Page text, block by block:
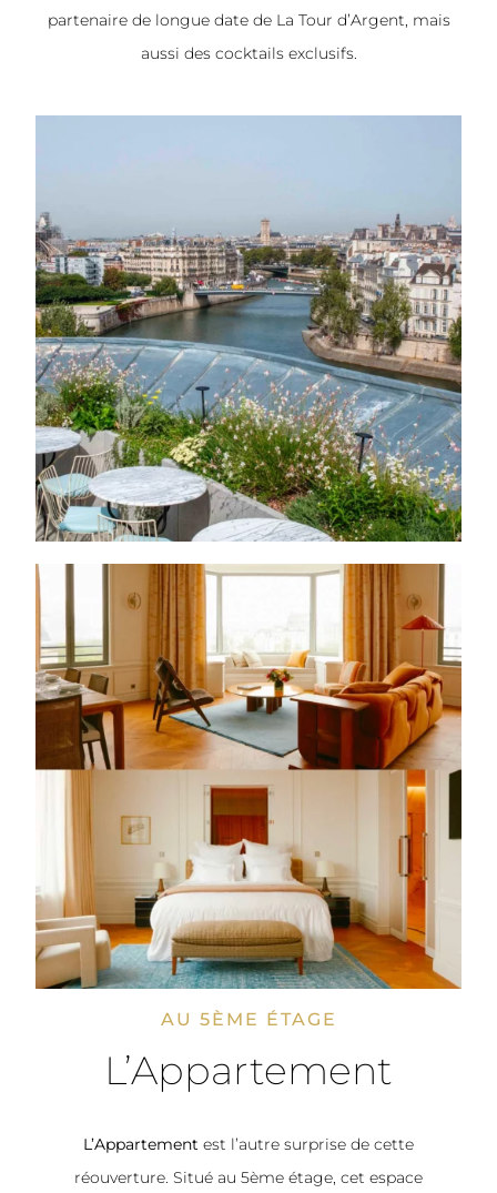
partenaire de longue date de La Tour d’Argent, mais
aussi des cocktails exclusifs.
AU 5ÈME ÉTAGE
L’Appartement
L’Appartement est l’autre surprise de cette
réouverture. Situé au 5ème étage, cet espace